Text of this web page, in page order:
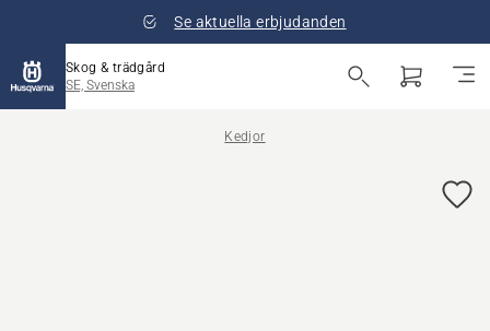
Se aktuella erbjudanden
Skog & trädgård
SE, Svenska
Kedjor